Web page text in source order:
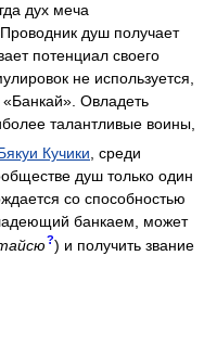
дух меча
душ получает
потенциал своего
не используется,
Овладеть
талантливые воины,
Кучики , среди
душ только один
со способностью
банкаем, может
?) и получить звание